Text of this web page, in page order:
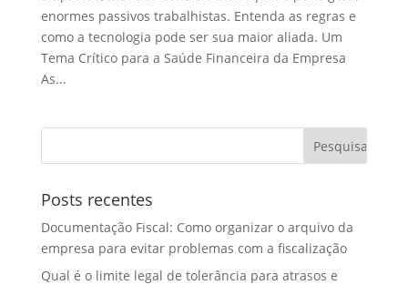
enormes passivos trabalhistas. Entenda as regras e
como a tecnologia pode ser sua maior aliada. Um
Tema Crítico para a Saúde Financeira da Empresa
As...
Posts recentes
Documentação Fiscal: Como organizar o arquivo da
empresa para evitar problemas com a fiscalização
Qual é o limite legal de tolerância para atrasos e